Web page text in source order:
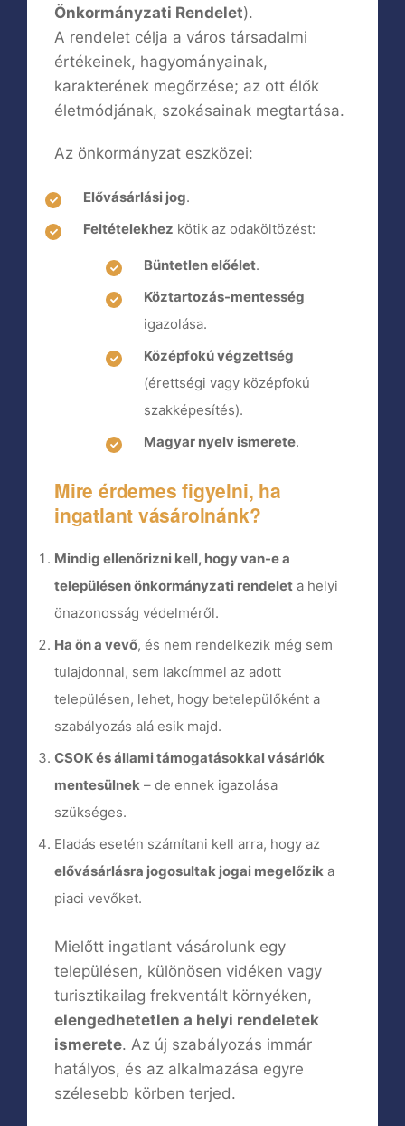
Önkormányzati Rendelet).
A rendelet célja a város társadalmi
értékeinek, hagyományainak,
karakterének megőrzése; az ott élők
életmódjának, szokásainak megtartása.
Az önkormányzat eszközei:
Elővásárlási jog.
Feltételekhez kötik az odaköltözést:
Büntetlen előélet.
Köztartozás-mentesség
igazolása.
Középfokú végzettség
(érettségi vagy középfokú
szakképesítés).
Magyar nyelv ismerete.
Mire érdemes figyelni, ha
ingatlant vásárolnánk?
Mindig ellenőrizni kell, hogy van-e a
településen önkormányzati rendelet a helyi
önazonosság védelméről.
Ha ön a vevő, és nem rendelkezik még sem
tulajdonnal, sem lakcímmel az adott
településen, lehet, hogy betelepülőként a
szabályozás alá esik majd.
CSOK és állami támogatásokkal vásárlók
mentesülnek – de ennek igazolása
szükséges.
Eladás esetén számítani kell arra, hogy az
elővásárlásra jogosultak jogai megelőzik a
piaci vevőket.
Mielőtt ingatlant vásárolunk egy
településen, különösen vidéken vagy
turisztikailag frekventált környéken,
elengedhetetlen a helyi rendeletek
ismerete. Az új szabályozás immár
hatályos, és az alkalmazása egyre
szélesebb körben terjed.